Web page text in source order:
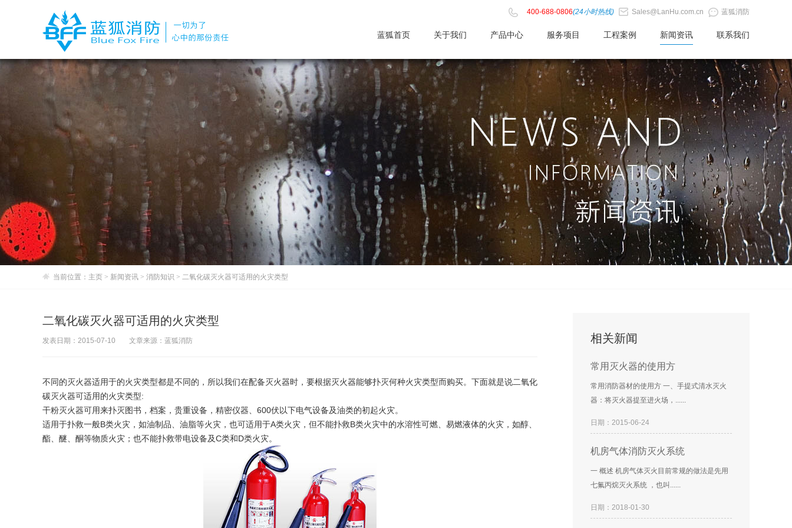
400-688-0806(24小时热线) Sales@LanHu.com.cn 蓝狐消防
蓝狐首页 关于我们 产品中心 服务项目 工程案例 新闻资讯 联系我们
当前位置： 主页 > 新闻资讯 > 消防知识 > 二氧化碳灭火器可适用的火灾类型
二氧化碳灭火器可适用的火灾类型
发表日期：2015-07-10 文章来源：蓝狐消防
不同的灭火器适用于的火灾类型都是不同的，所以我们在配备灭火器时，要根据灭火器能够扑灭何种火灾类型而购买。下面就是说二氧化
碳灭火器可适用的火灾类型:
干粉灭火器可用来扑灭图书，档案，贵重设备，精密仪器、600伏以下电气设备及油类的初起火灾。
适用于扑救一般B类火灾，如油制品、油脂等火灾，也可适用于A类火灾，但不能扑救B类火灾中的水溶性可燃、易燃液体的火灾，如醇、
酯、醚、酮等物质火灾；也不能扑救带电设备及C类和D类火灾。
相关新闻
常用灭火器的使用方
常用消防器材的使用方 一、手提式清水灭火
器：将灭火器提至进火场，......
日期：2015-06-24
机房气体消防灭火系统
一 概述 机房气体灭火目前常规的做法是先用
七氟丙烷灭火系统 ，也叫......
日期：2018-01-30